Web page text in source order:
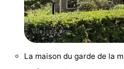
La maison du garde de la